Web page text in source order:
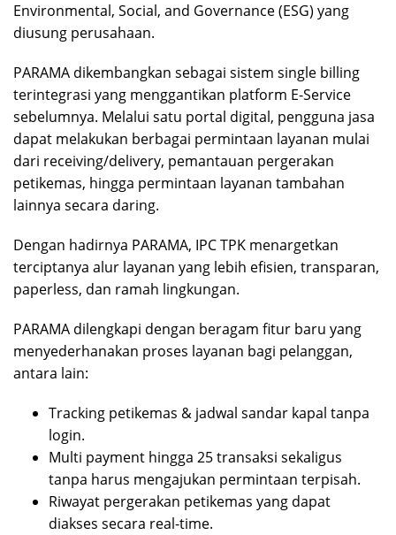
Environmental, Social, and Governance (ESG) yang
diusung perusahaan.
PARAMA dikembangkan sebagai sistem single billing
terintegrasi yang menggantikan platform E-Service
sebelumnya. Melalui satu portal digital, pengguna jasa
dapat melakukan berbagai permintaan layanan mulai
dari receiving/delivery, pemantauan pergerakan
petikemas, hingga permintaan layanan tambahan
lainnya secara daring.
Dengan hadirnya PARAMA, IPC TPK menargetkan
terciptanya alur layanan yang lebih efisien, transparan,
paperless, dan ramah lingkungan.
PARAMA dilengkapi dengan beragam fitur baru yang
menyederhanakan proses layanan bagi pelanggan,
antara lain:
Tracking petikemas & jadwal sandar kapal tanpa
login.
Multi payment hingga 25 transaksi sekaligus
tanpa harus mengajukan permintaan terpisah.
Riwayat pergerakan petikemas yang dapat
diakses secara real-time.